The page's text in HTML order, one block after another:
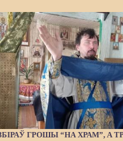
ГРОШЫ “НА ХРАМ”, А